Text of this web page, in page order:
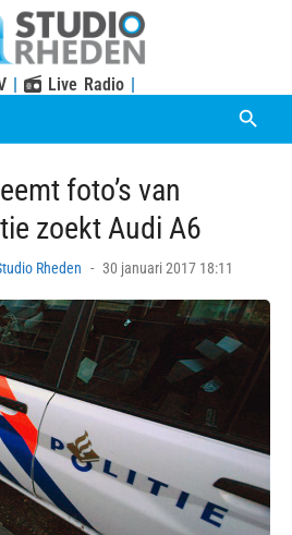
| Live Radio |
foto’s van
zoekt Audi A6
Rheden
Posted
30 januari 2017 18:11